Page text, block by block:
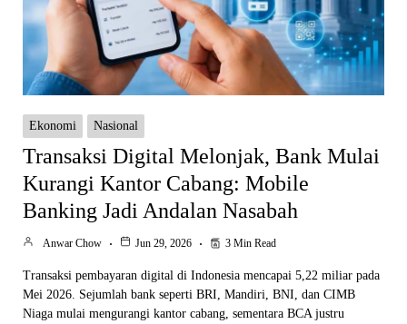
Ekonomi Nasional
Transaksi Digital Melonjak, Bank Mulai
Kurangi Kantor Cabang: Mobile
Banking Jadi Andalan Nasabah
Anwar Chow Jun 29, 2026 3 Min Read
Transaksi pembayaran digital di Indonesia mencapai 5,22 miliar pada
Mei 2026. Sejumlah bank seperti BRI, Mandiri, BNI, dan CIMB
Niaga mulai mengurangi kantor cabang, sementara BCA justru